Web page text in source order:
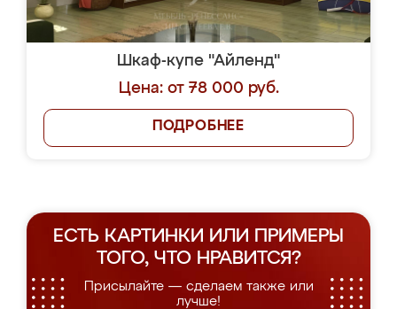
Шкаф-купе "Айленд"
Цена: от 78 000 руб.
ПОДРОБНЕЕ
ЕСТЬ КАРТИНКИ ИЛИ ПРИМЕРЫ
ТОГО, ЧТО НРАВИТСЯ?
Присылайте — сделаем также или
лучше!